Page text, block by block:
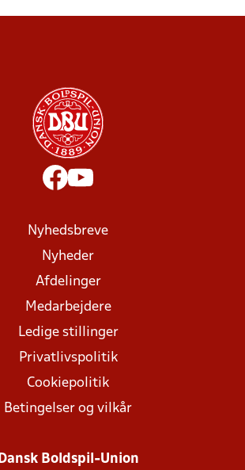
Nyhedsbreve
Nyheder
Afdelinger
Medarbejdere
Ledige stillinger
Privatlivspolitik
Cookiepolitik
Betingelser og vilkår
Dansk Boldspil-Union